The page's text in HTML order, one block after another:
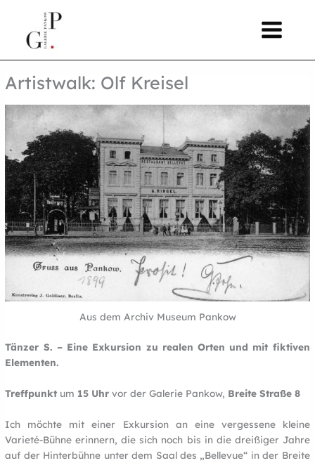
springen
Artistwalk: Olf Kreisel
Aus dem Archiv Museum Pankow
Tänzer S. – Eine Exkursion zu realen Orten und mit fiktiven
Elementen.
Treffpunkt um 15 Uhr vor der Galerie Pankow, Breite Straße 8
Ich möchte mit einer Exkursion an eine vergessene kleine
Varieté-Bühne erinnern, die sich noch bis in die dreißiger Jahre
auf der Hinterbühne unter dem Saal des „Bellevue“ in der Breite